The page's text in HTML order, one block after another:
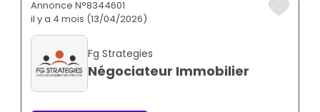
Annonce N°8344601
il y a 4 mois (13/04/2026)
Fg Strategies
Négociateur Immobilier